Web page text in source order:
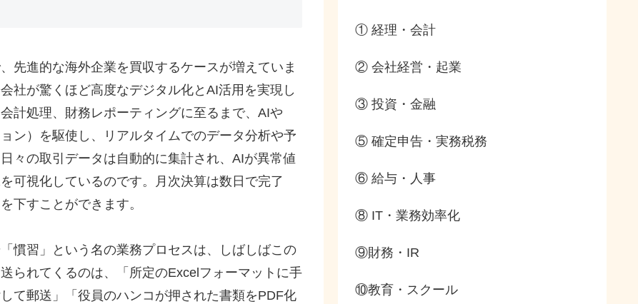
先進的な海外企業を買収するケースが増えていま
社が驚くほど高度なデジタル化とAI活用を実現し
計処理、財務レポーティングに至るまで、AIや
ン）を駆使し、リアルタイムでのデータ分析や予
々の取引データは自動的に集計され、AIが異常値
可視化しているのです。月次決算は数日で完了
下すことができます。
慣習」という名の業務プロセスは、しばしばこの
られてくるのは、「所定のExcelフォーマットに手
て郵送」「役員のハンコが押された書類をPDF化
① 経理・会計
② 会社経営・起業
③ 投資・金融
⑤ 確定申告・実務税務
⑥ 給与・人事
⑧ IT・業務効率化
⑨財務・IR
⑩教育・スクール